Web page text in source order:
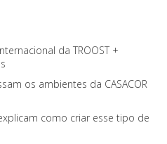
da TROOST +
os ambientes da CASACOR
como criar esse tipo de